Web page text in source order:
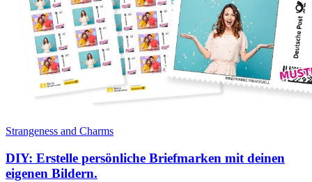
Strangeness and Charms
DIY: Erstelle persönliche Briefmarken mit deinen
eigenen Bildern.